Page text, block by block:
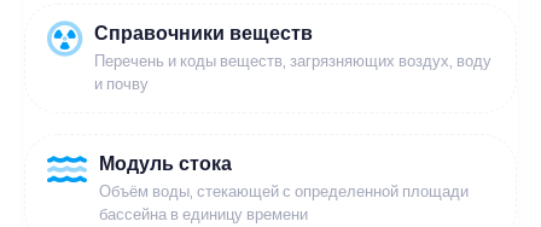
Справочники веществ
Перечень и коды веществ, загрязняющих воздух, воду
и почву
Модуль стока
Объём воды, стекающей с определенной площади
бассейна в единицу времени